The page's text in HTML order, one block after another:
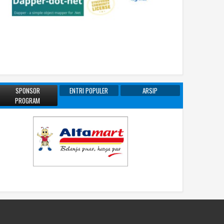
SPONSOR
PROGRAM
ENTRI POPULER ARSIP